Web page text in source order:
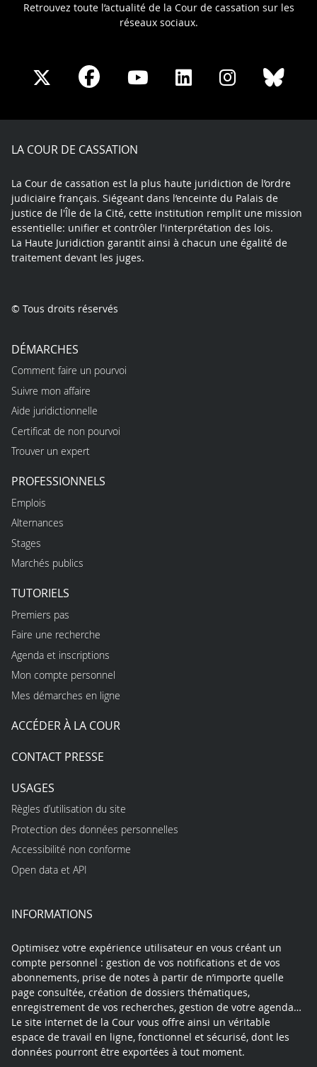
Retrouvez toute l’actualité de la Cour de cassation sur les
réseaux sociaux.
Share
X
Share
Facebook
Share
Youtube
Share
LinkedIn
Share
Instagram
LA COUR DE CASSATION
La Cour de cassation est la plus haute juridiction de l’ordre
judiciaire français. Siégeant dans l’enceinte du Palais de
justice de l'Île de la Cité, cette institution remplit une mission
essentielle: unifier et contrôler l'interprétation des lois.
La Haute Juridiction garantit ainsi à chacun une égalité de
traitement devant les juges.
© Tous droits réservés
DÉMARCHES
Comment faire un pourvoi
Suivre mon affaire
Aide juridictionnelle
Certificat de non pourvoi
Trouver un expert
PROFESSIONNELS
Emplois
Alternances
Stages
Marchés publics
TUTORIELS
Premiers pas
Faire une recherche
Agenda et inscriptions
Mon compte personnel
Mes démarches en ligne
ACCÉDER À LA COUR
CONTACT PRESSE
USAGES
Règles d’utilisation du site
Protection des données personnelles
Accessibilité non conforme
Open data et API
INFORMATIONS
Optimisez votre expérience utilisateur en vous créant un
compte personnel : gestion de vos notifications et de vos
abonnements, prise de notes à partir de n’importe quelle
page consultée, création de dossiers thématiques,
enregistrement de vos recherches, gestion de votre agenda…
Le site internet de la Cour vous offre ainsi un véritable
espace de travail en ligne, fonctionnel et sécurisé, dont les
données pourront être exportées à tout moment.